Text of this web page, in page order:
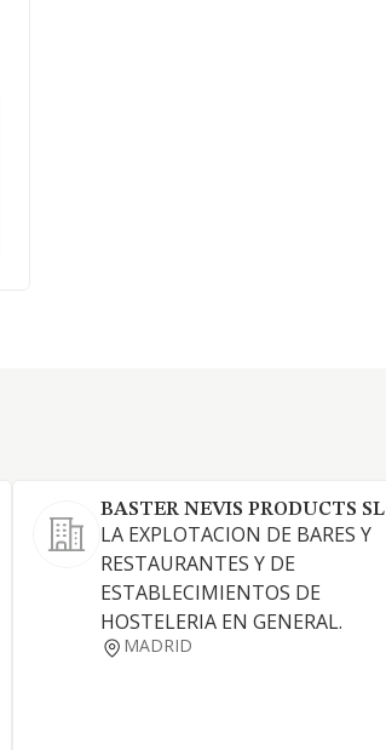
BASTER NEVIS PRODUCTS SL
LA EXPLOTACION DE BARES Y
RESTAURANTES Y DE
ESTABLECIMIENTOS DE
HOSTELERIA EN GENERAL.
MADRID